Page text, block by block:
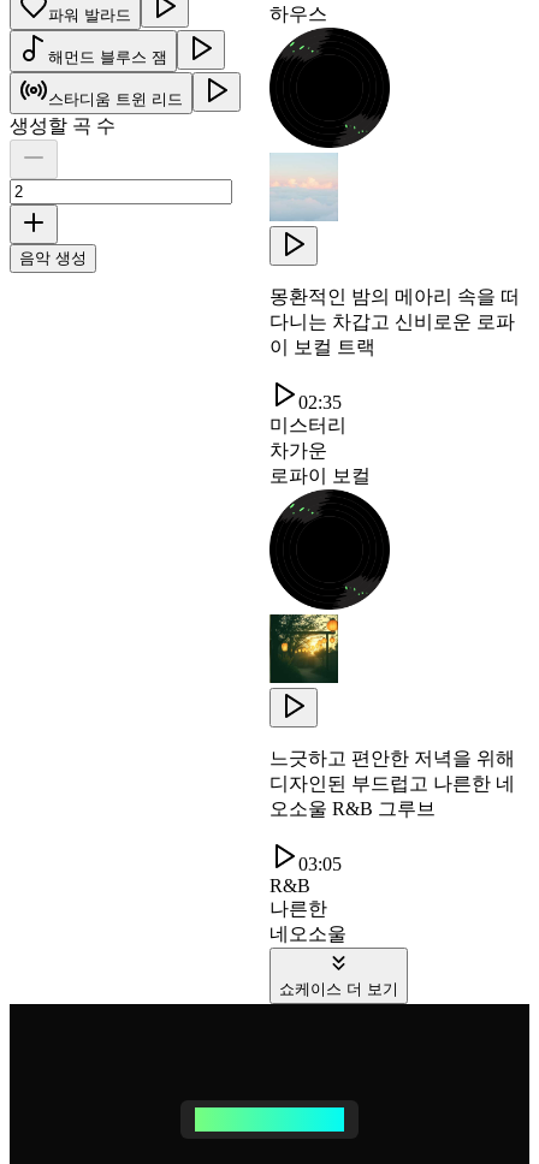
파워 발라드
해먼드 블루스 잼
스타디움 트윈 리드
생성할 곡 수
음악 생성
하우스
몽환적인 밤의 메아리 속을 떠
다니는 차갑고 신비로운 로파
이 보컬 트랙
02:35
미스터리
차가운
로파이 보컬
느긋하고 편안한 저녁을 위해
디자인된 부드럽고 나른한 네
오소울 R&B 그루브
03:05
R&B
나른한
네오소울
쇼케이스 더 보기